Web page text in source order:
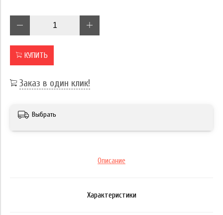
КУПИТЬ
Заказ в один клик!
Выбрать
Описание
Характеристики